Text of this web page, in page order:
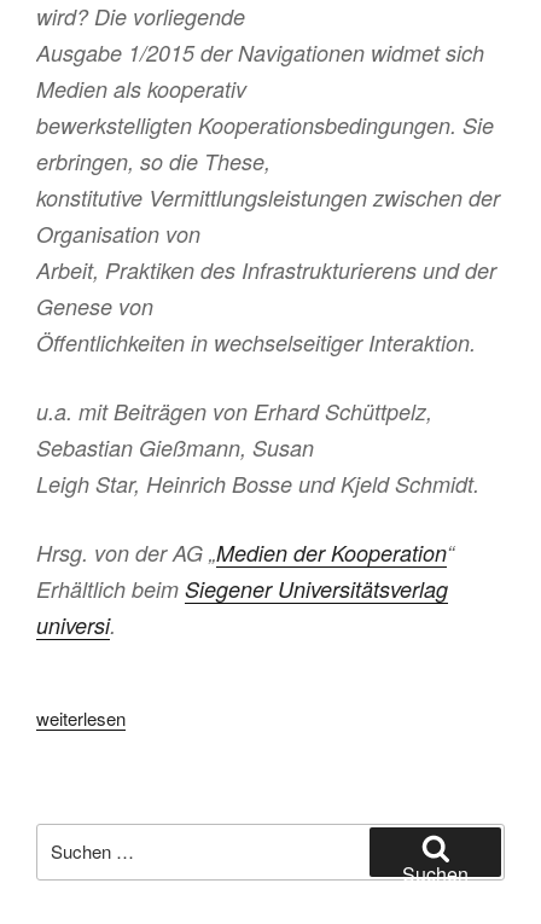
wird? Die vorliegende
Ausgabe 1/2015 der Navigationen widmet sich
Medien als kooperativ
bewerkstelligten Kooperationsbedingungen. Sie
erbringen, so die These,
konstitutive Vermittlungsleistungen zwischen der
Organisation von
Arbeit, Praktiken des Infrastrukturierens und der
Genese von
Öffentlichkeiten in wechselseitiger Interaktion.
u.a. mit Beiträgen von Erhard Schüttpelz,
Sebastian Gießmann, Susan
Leigh Star, Heinrich Bosse und Kjeld Schmidt.
Hrsg. von der AG „Medien der Kooperation“
Erhältlich beim Siegener Universitätsverlag
universi.
„Navigationen
Kooperation“
weiterlesen
nach:
Suchen